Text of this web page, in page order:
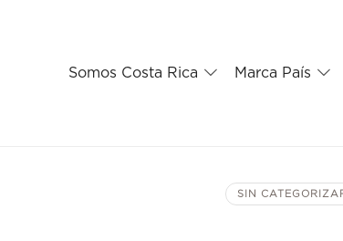
Somos Costa Rica Marca País
SIN